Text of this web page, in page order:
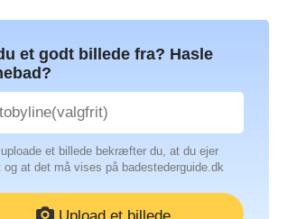
et godt billede fra? Hasle
et billede bekræfter du, at du ejer
og at det må vises på badestederguide.dk
Upload et billede